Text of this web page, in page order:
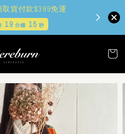
貨付款$399免運
19分鐘 14秒